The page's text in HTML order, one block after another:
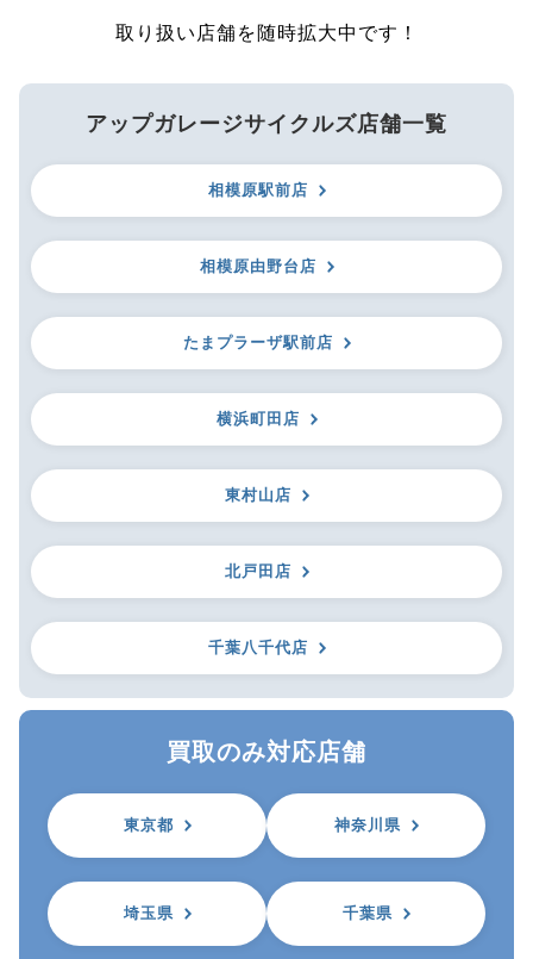
取り扱い店舗を随時拡大中です！
アップガレージサイクルズ店舗一覧
相模原駅前店
相模原由野台店
たまプラーザ駅前店
横浜町田店
東村山店
北戸田店
千葉八千代店
買取のみ対応店舗
東京都 神奈川県
埼玉県 千葉県